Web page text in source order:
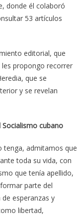
donde él colaboró
53 artículos
editorial, que
propongo recorrer
que se
y se revelan
cubano
tenga, admitamos que
toda su vida, con
que tenía apellido,
parte del
esperanzas y
libertad,